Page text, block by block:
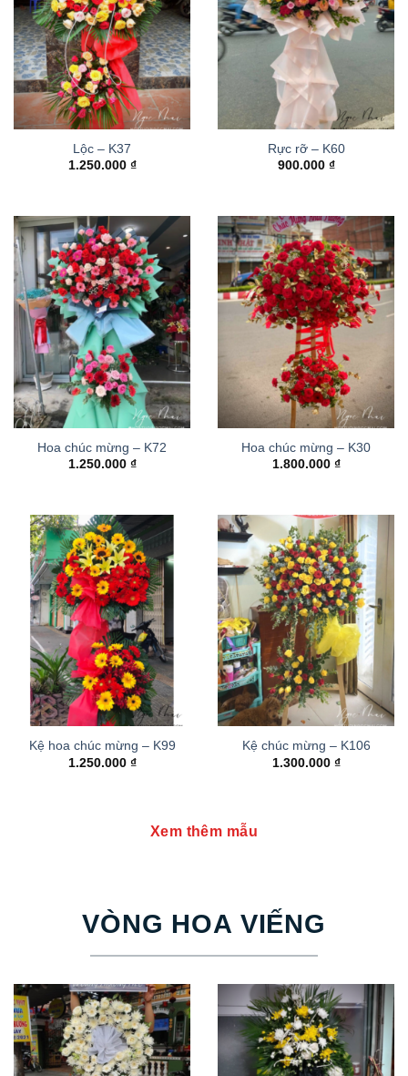
Lộc – K37
1.250.000 ₫
Rực rỡ – K60
900.000 ₫
Hoa chúc mừng – K72
1.250.000 ₫
Hoa chúc mừng – K30
1.800.000 ₫
Kệ hoa chúc mừng – K99
1.250.000 ₫
Kệ chúc mừng – K106
1.300.000 ₫
Xem thêm mẫu
VÒNG HOA VIẾNG